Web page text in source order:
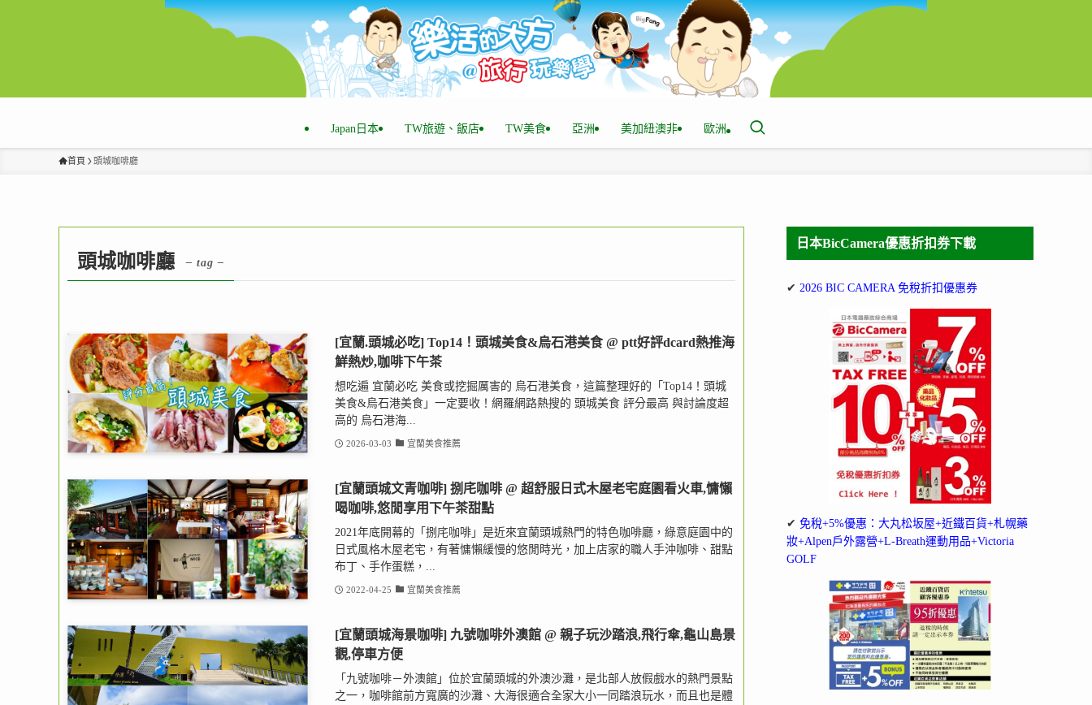
Japan日本 TW旅遊、飯店 TW美食 亞洲 美加紐澳非 歐洲
首頁 頭城咖啡廳
頭城咖啡廳 – tag –
[宜蘭.頭城必吃] Top14！頭城美食&烏石港美食 @ ptt好評dcard熱推海
鮮熱炒,咖啡下午茶
想吃遍 宜蘭必吃 美食或挖掘厲害的 烏石港美食，這篇整理好的「Top14！頭城
美食&烏石港美食」一定要收！網羅網路熱搜的 頭城美食 評分最高 與討論度超
高的 烏石港海...
2026-03-03 宜蘭美食推薦
[宜蘭頭城文青咖啡] 捌㡯咖啡 @ 超舒服日式木屋老宅庭園看火車,慵懶
喝咖啡,悠閒享用下午茶甜點
2021年底開幕的「捌㡯咖啡」是近來宜蘭頭城熱門的特色咖啡廳，綠意庭園中的
日式風格木屋老宅，有著慵懶緩慢的悠閒時光，加上店家的職人手沖咖啡、甜點
布丁、手作蛋糕，...
2022-04-25 宜蘭美食推薦
[宜蘭頭城海景咖啡] 九號咖啡外澳館 @ 親子玩沙踏浪,飛行傘,龜山島景
觀,停車方便
「九號咖啡－外澳館」位於宜蘭頭城的外澳沙灘，是北部人放假戲水的熱門景點
之一，咖啡館前方寬廣的沙灘、大海很適合全家大小一同踏浪玩水，而且也是體
日本BicCamera優惠折扣券下載
✔ 2026 BIC CAMERA 免稅折扣優惠券
✔ 免稅+5%優惠：大丸松坂屋+近鐵百貨+札幌藥
妝+Alpen戶外露營+L-Breath運動用品+Victoria
GOLF